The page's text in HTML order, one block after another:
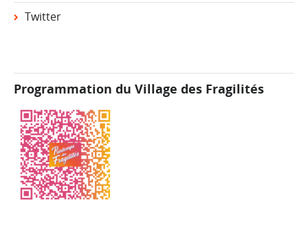
Twitter
Programmation du Village des Fragilités